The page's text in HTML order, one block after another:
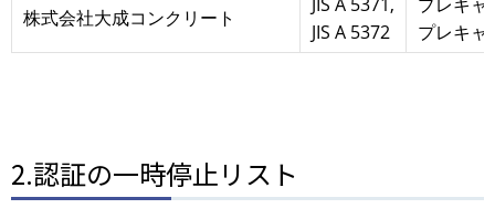
株式会社大成コンクリート
JIS A 5372
プレキャ
2.認証の一時停止リスト